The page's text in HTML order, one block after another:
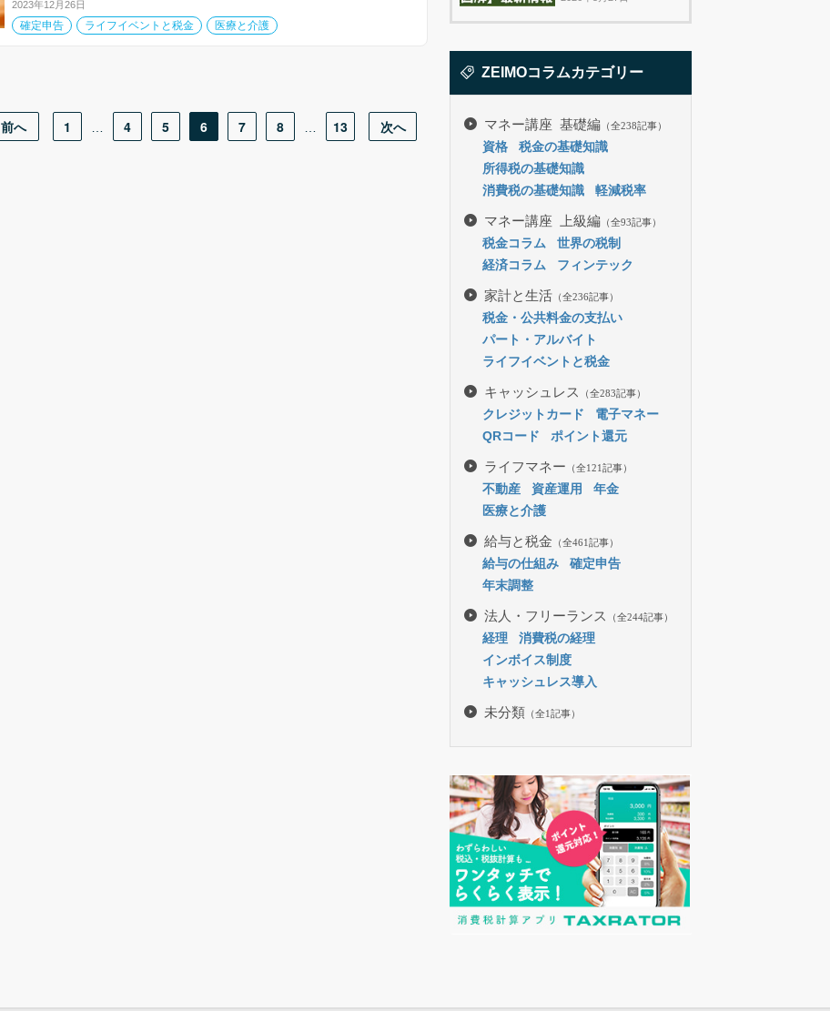
2023年12月26日
確定申告 ライフイベントと税金 医療と介護
前へ 1 4 5 6 7 8 13 次へ
ZEIMOコラムカテゴリー
マネー講座 基礎編 （全238記事）
資格
税金の基礎知識
所得税の基礎知識
消費税の基礎知識
軽減税率
マネー講座 上級編 （全93記事）
税金コラム
世界の税制
経済コラム
フィンテック
家計と生活 （全236記事）
税金・公共料金の支払い
パート・アルバイト
ライフイベントと税金
キャッシュレス （全283記事）
クレジットカード
電子マネー
QRコード
ポイント還元
ライフマネー （全121記事）
不動産 資産運用
年金
医療と介護
給与と税金 （全461記事）
給与の仕組み
確定申告
年末調整
法人・フリーランス （全244記事）
経理
消費税の経理
インボイス制度
キャッシュレス導入
未分類 （全1記事）